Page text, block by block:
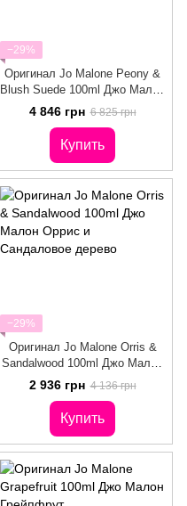
−29%
Оригинал Jo Malone Peony &
Blush Suede 100ml Джо Малон
Пион и Румянец Замши
4 846 грн 6 825 грн
Купить
−29%
Оригинал Jo Malone Orris &
Sandalwood 100ml Джо Малон
Оррис и Сандаловое дерево
2 936 грн 4 136 грн
Купить